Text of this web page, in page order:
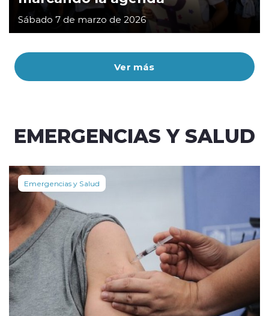
Ver más
Sábado 7 de marzo de 2026
EMERGENCIAS Y SALUD
Emergencias y Salud